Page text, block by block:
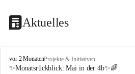
Aktuelles
V
o
vor 2 MonatenProjekte & Initiativen
✨Monatsrückblick: Mai in der 4b✨🌈